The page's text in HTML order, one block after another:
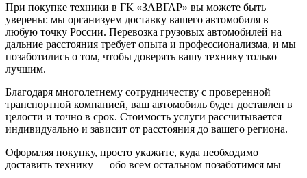
При покупке техники в ГК «ЗАВГАР» вы можете быть
уверены: мы организуем доставку вашего автомобиля в
любую точку России. Перевозка грузовых автомобилей на
дальние расстояния требует опыта и профессионализма, и мы
позаботились о том, чтобы доверять вашу технику только
лучшим.
Благодаря многолетнему сотрудничеству с проверенной
транспортной компанией, ваш автомобиль будет доставлен в
целости и точно в срок. Стоимость услуги рассчитывается
индивидуально и зависит от расстояния до вашего региона.
Оформляя покупку, просто укажите, куда необходимо
доставить технику — обо всем остальном позаботимся мы